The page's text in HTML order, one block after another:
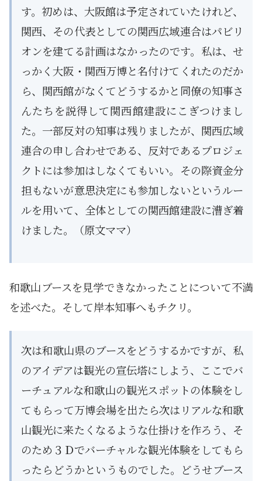
す。初めは、大阪館は予定されていたけれど、
関西、その代表としての関西広域連合はパビリ
オンを建てる計画はなかったのです。私は、せ
っかく大阪・関西万博と名付けてくれたのだか
ら、関西館がなくてどうするかと同僚の知事さ
んたちを説得して関西館建設にこぎつけまし
た。一部反対の知事は残りましたが、関西広域
連合の申し合わせである、反対であるプロジェ
クトには参加はしなくてもいい。その際資金分
担もないが意思決定にも参加しないというルー
ルを用いて、全体としての関西館建設に漕ぎ着
けました。（原文ママ）
和歌山ブースを見学できなかったことについて不満
を述べた。そして岸本知事へもチクリ。
次は和歌山県のブースをどうするかですが、私
のアイデアは観光の宣伝塔にしよう、ここでバ
ーチュアルな和歌山の観光スポットの体験をし
てもらって万博会場を出たら次はリアルな和歌
山観光に来たくなるような仕掛けを作ろう、そ
のため３Ｄでバーチャルな観光体験をしてもら
ったらどうかというものでした。どうせブース